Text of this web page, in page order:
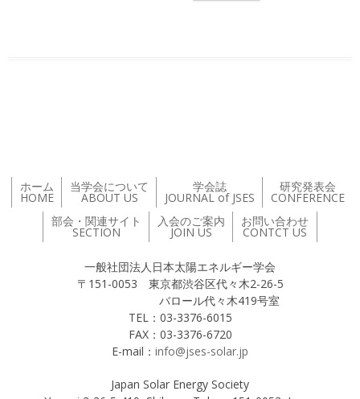
ホーム
HOME
当学会について
ABOUT US
学会誌
JOURNAL of JSES
研究発表会
CONFERENCE
部会・関連サイト
SECTION
入会のご案内
JOIN US
お問い合わせ
CONTCT US
一般社団法人日本太陽エネルギー学会
〒151-0053 東京都渋谷区代々木2-26-5
バロール代々木419号室
TEL：03-3376-6015
FAX：03-3376-6720
E-mail： info@jses-solar.jp
Japan Solar Energy Society